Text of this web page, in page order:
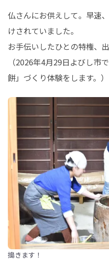
仏さんにお供えして。早速
けされていました。
お手伝いしたひとの特権、
（2026年4月29日よびし市
餅」づくり体験をします。）
搗きます！